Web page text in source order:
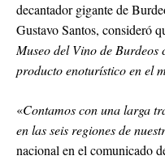
decantador gigante de
Gustavo Santos, consideró
Museo del Vino de
producto enoturístico en el
«Contamos con una larga
en las seis regiones de
nacional en el comunicado